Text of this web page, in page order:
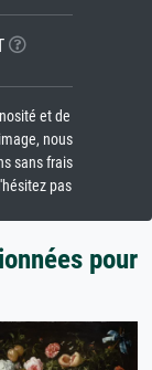
et de
nous
sans frais
pas
pour